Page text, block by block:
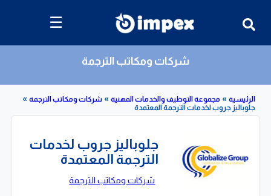
☰
شركات ومكاتب الترجمة
»
مجموعة التوظيف والخدمات المهنية
»
شركات ومكاتب الترجمة
»
جلوباليز جروب لخدمات
الترجمة المعتمدة